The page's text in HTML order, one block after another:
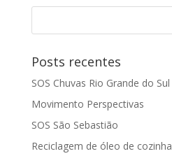
Posts recentes
SOS Chuvas Rio Grande do Sul
Movimento Perspectivas
SOS São Sebastião
Reciclagem de óleo de cozinha